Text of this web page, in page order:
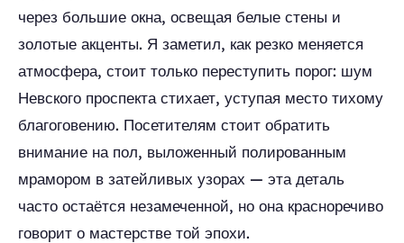
через большие окна, освещая белые стены и
золотые акценты. Я заметил, как резко меняется
атмосфера, стоит только переступить порог: шум
Невского проспекта стихает, уступая место тихому
благоговению. Посетителям стоит обратить
внимание на пол, выложенный полированным
мрамором в затейливых узорах — эта деталь
часто остаётся незамеченной, но она красноречиво
говорит о мастерстве той эпохи.